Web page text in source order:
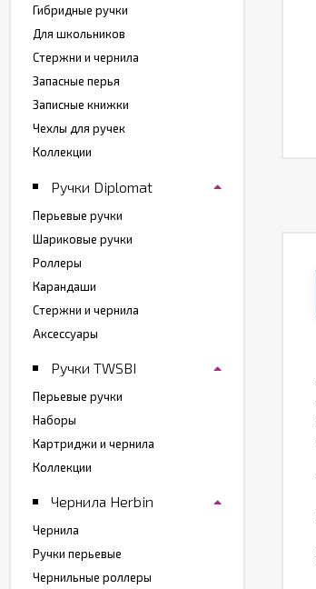
Гибридные ручки
Для школьников
Стержни и чернила
Запасные перья
Записные книжки
Чехлы для ручек
Коллекции
Ручки Diplomat
Перьевые ручки
Шариковые ручки
Роллеры
Карандаши
Стержни и чернила
Аксессуары
Ручки TWSBI
Перьевые ручки
Наборы
Картриджи и чернила
Коллекции
Чернила Herbin
Чернила
Ручки перьевые
Чернильные роллеры